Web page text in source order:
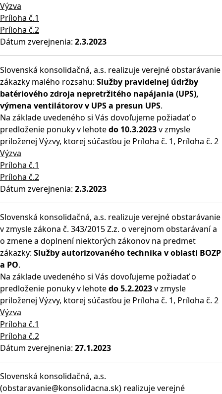
Výzva
Príloha č.1
Príloha č.2
Dátum zverejnenia: 2.3.2023
Slovenská konsolidačná, a.s. realizuje verejné obstarávanie
zákazky malého rozsahu: Služby pravidelnej údržby
batériového zdroja nepretržitého napájania (UPS),
výmena ventilátorov v UPS a presun UPS.
Na základe uvedeného si Vás dovoľujeme požiadať o
predloženie ponuky v lehotedo 10.3.2023v zmysle
priloženej Výzvy, ktorej súčasťou je Príloha č. 1, Príloha č. 2
Výzva
Príloha č.1
Príloha č.2
Dátum zverejnenia: 2.3.2023
Slovenská konsolidačná, a.s. realizuje verejné obstarávanie
v zmysle zákona č. 343/2015 Z.z. o verejnom obstarávaní a
o zmene a doplnení niektorých zákonov na predmet
zákazky: Služby autorizovaného technika v oblasti BOZP
a PO.
Na základe uvedeného si Vás dovoľujeme požiadať o
predloženie ponuky v lehotedo 5.2.2023v zmysle
priloženej Výzvy, ktorej súčasťou je Príloha č. 1, Príloha č. 2
Výzva
Príloha č.1
Príloha č.2
Dátum zverejnenia: 27.1.2023
Slovenská konsolidačná, a.s.
(obstaravanie@konsolidacna.sk) realizuje verejné